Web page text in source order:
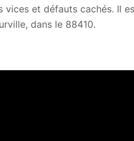
vices et défauts cachés. Il
dans le 88410.